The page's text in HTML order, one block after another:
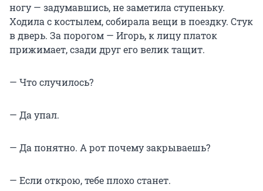
ногу — задумавшись, не заметила ступеньку.
Ходила с костылем, собирала вещи в поездку. Стук
в дверь. За порогом — Игорь, к лицу платок
прижимает, сзади друг его велик тащит.
— Что случилось?
— Да упал.
— Да понятно. А рот почему закрываешь?
— Если открою, тебе плохо станет.